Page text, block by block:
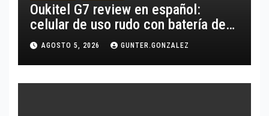
Oukitel G7 review en español:
celular de uso rudo con batería de
10,600 mAh
AGOSTO 5, 2026 GUNTER.GONZALEZ